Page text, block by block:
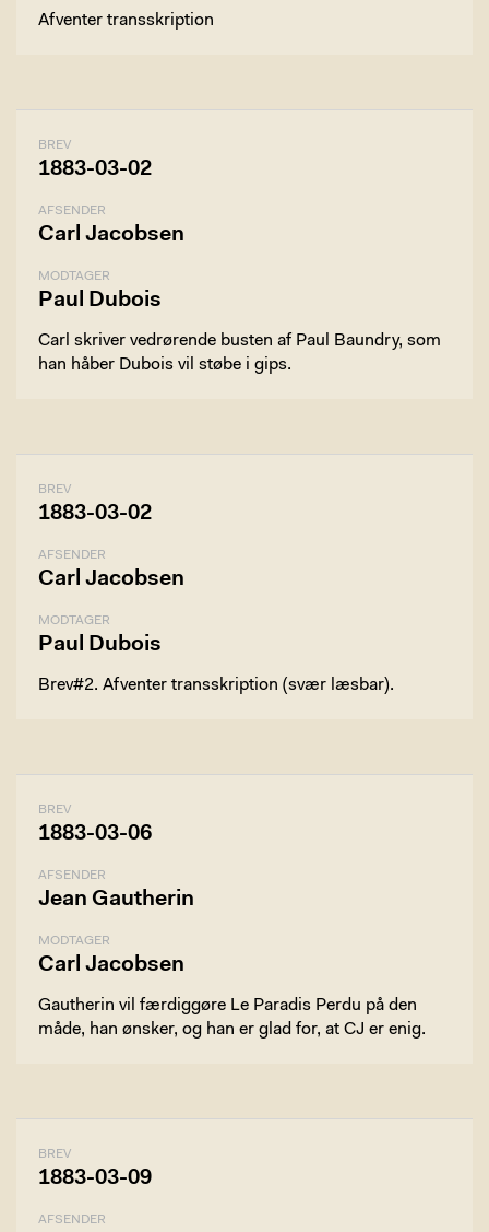
Afventer transskription
BREV
1883-03-02
AFSENDER
Carl Jacobsen
MODTAGER
Paul Dubois
Carl skriver vedrørende busten af Paul Baundry, som
han håber Dubois vil støbe i gips.
BREV
1883-03-02
AFSENDER
Carl Jacobsen
MODTAGER
Paul Dubois
Brev#2. Afventer transskription (svær læsbar).
BREV
1883-03-06
AFSENDER
Jean Gautherin
MODTAGER
Carl Jacobsen
Gautherin vil færdiggøre Le Paradis Perdu på den
måde, han ønsker, og han er glad for, at CJ er enig.
BREV
1883-03-09
AFSENDER